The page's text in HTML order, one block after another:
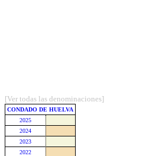
[Ver todas las denominaciones]
CONDADO DE HUELVA
2025
2024
2023
2022